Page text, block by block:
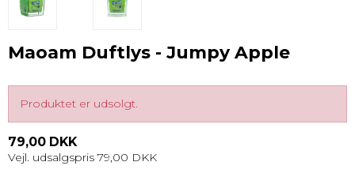
Maoam Duftlys - Jumpy Apple
Produktet er udsolgt.
79,00 DKK
Vejl. udsalgspris 79,00 DKK